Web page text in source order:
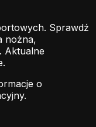
Sprawdź
nożna,
Aktualne
o